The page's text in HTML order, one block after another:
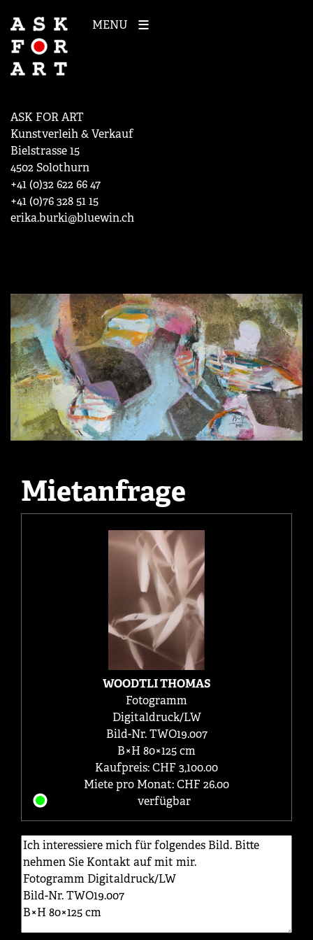
MENU
ASK FOR ART
Kunstverleih & Verkauf
Bielstrasse 15
4502 Solothurn
+41 (0)32 622 66 47
+41 (0)76 328 51 15
erika.burki@bluewin.ch
Mietanfrage
WOODTLI THOMAS
Fotogramm
Digitaldruck/LW
Bild-Nr. TWO19.007
B×H 80×125 cm
Kaufpreis: CHF 3,100.00
Miete pro Monat: CHF 26.00
verfügbar